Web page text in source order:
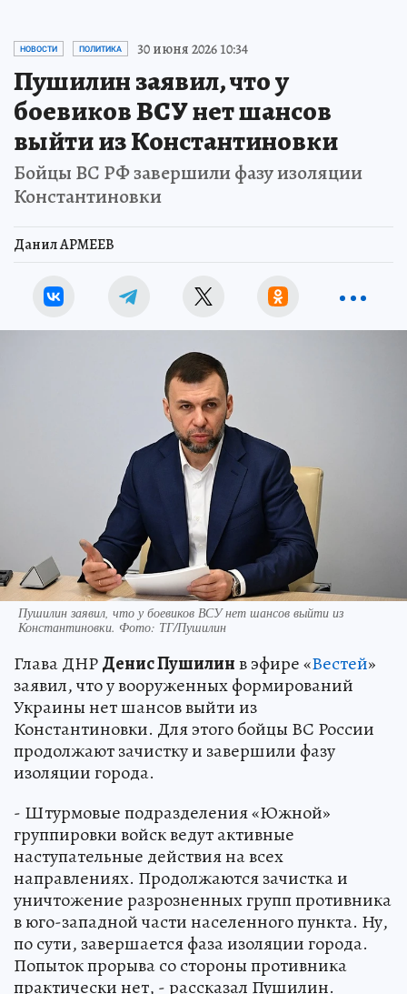
НОВОСТИ ПОЛИТИКА 30 июня 2026 10:34
Пушилин заявил, что у
боевиков ВСУ нет шансов
выйти из Константиновки
Бойцы ВС РФ завершили фазу изоляции
Константиновки
Данил АРМЕЕВ
Пушилин заявил, что у боевиков ВСУ нет шансов выйти из
Константиновки. Фото: ТГ/Пушилин
Глава ДНРДенис Пушилинв эфире «Вестей»
заявил, что у вооруженных формирований
Украины нет шансов выйти из
Константиновки. Для этого бойцы ВС России
продолжают зачистку и завершили фазу
изоляции города.
- Штурмовые подразделения «Южной»
группировки войск ведут активные
наступательные действия на всех
направлениях. Продолжаются зачистка и
уничтожение разрозненных групп противника
в юго-западной части населенного пункта. Ну,
по сути, завершается фаза изоляции города.
Попыток прорыва со стороны противника
практически нет, - рассказал Пушилин.